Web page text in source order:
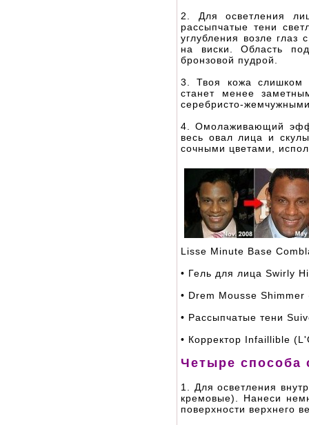
2. Для осветления
рассыпчатые тени
углубления возле
на виски. Область
бронзовой пудрой.
3. Твоя кожа слишком
станет менее
серебристо-
4. Омолаживающий
весь овал лица и
сочными цветами,
Lisse Minute Base
• Гель для лица Swirly
• Drem Mousse
• Рассыпчатые тени
• Корректор Infaillible
Четыре способа
1. Для осветления
кремовые). Нанеси
поверхности верхнего